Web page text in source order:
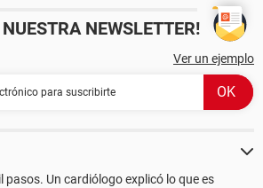
NEWSLETTER!
Ver un ejemplo
pasos. Un cardiólogo explicó lo que es